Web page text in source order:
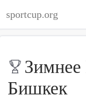
sportcup.org
Зимнее
Бишкек